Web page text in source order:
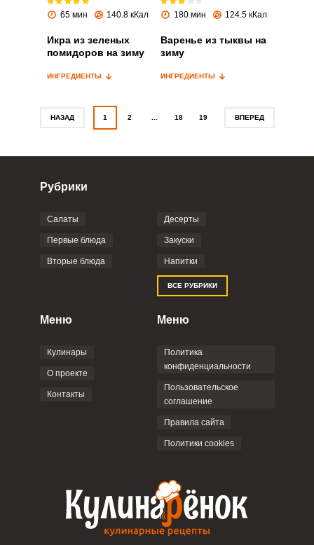
65 мин 140.8 кКал
Икра из зеленых
помидоров на зиму
ИНГРЕДИЕНТЫ
180 мин 124.5 кКал
Варенье из тыквы на
зиму
ИНГРЕДИЕНТЫ
НАЗАД 1 2 18 19 ВПЕРЕД
Рубрики
Салаты
Первые блюда
Вторые блюда
Десерты
Закуски
Напитки
ВСЕ РУБРИКИ
Меню
Кулинары
О проекте
Контакты
Меню
Политика
конфиденциальности
Пользовательское
соглашение
Правила сайта
Политики cookies
ВХОД